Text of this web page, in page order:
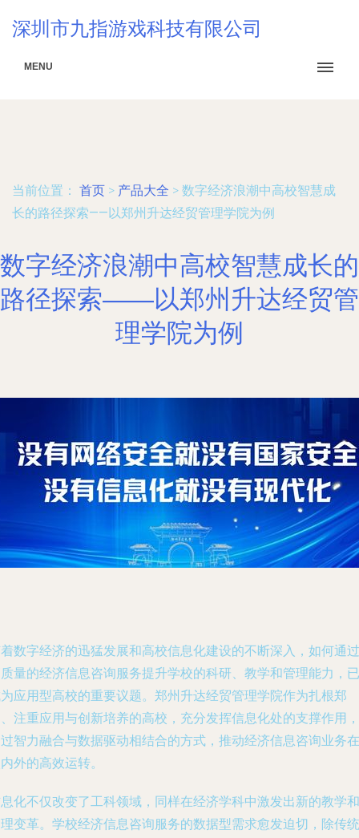
深圳市九指游戏科技有限公司
MENU
当前位置： 首页 > 产品大全 > 数字经济浪潮中高校智慧成
长的路径探索——以郑州升达经贸管理学院为例
数字经济浪潮中高校智慧成长的
路径探索——以郑州升达经贸管
理学院为例
数字经济的迅猛发展和高校信息化建设的不断深入，如何通过
量的经济信息咨询服务提升学校的科研、教学和管理能力，已
应用型高校的重要议题。郑州升达经贸管理学院作为扎根郑
注重应用与创新培养的高校，充分发挥信息化处的支撑作用，
智力融合与数据驱动相结合的方式，推动经济信息咨询业务在
外的高效运转。
化不仅改变了工科领域，同样在经济学科中激发出新的教学和
变革。学校经济信息咨询服务的数据型需求愈发迫切，除传统